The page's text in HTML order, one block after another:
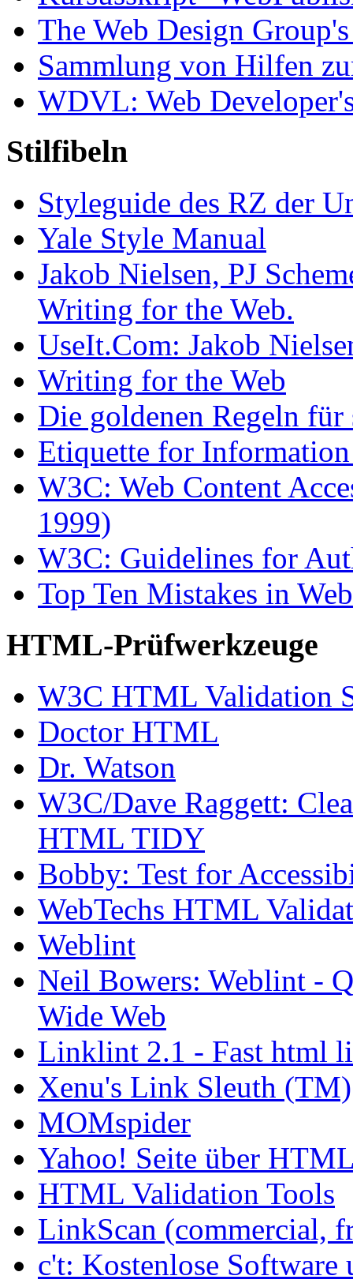
The Web Design
Sammlung von Hilfen
WDVL: Web
Stilfibeln
Styleguide des RZ der
Yale Style Manual
Jakob Nielsen, PJ
Writing for the Web.
UseIt.Com: Jakob
Writing for the Web
Die goldenen Regeln
Etiquette for
W3C: Web Content
1999)
W3C: Guidelines for
Top Ten Mistakes in
HTML-Prüfwerkzeuge
W3C HTML Validation
Doctor HTML
Dr. Watson
W3C/Dave Raggett:
HTML TIDY
Bobby: Test for
WebTechs HTML
Weblint
Neil Bowers: Weblint -
Wide Web
Linklint 2.1 - Fast html
Xenu's Link Sleuth (TM)
MOMspider
Yahoo! Seite über
HTML Validation Tools
LinkScan (commercial,
c't: Kostenlose